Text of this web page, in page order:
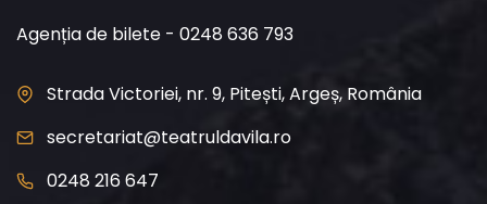
Agenția de bilete - 0248 636 793
Strada Victoriei, nr. 9, Pitești, Argeș, România
secretariat@teatruldavila.ro
0248 216 647